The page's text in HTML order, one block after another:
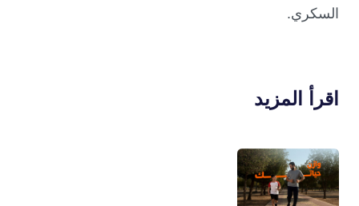
السكري.
اقرأ المزيد